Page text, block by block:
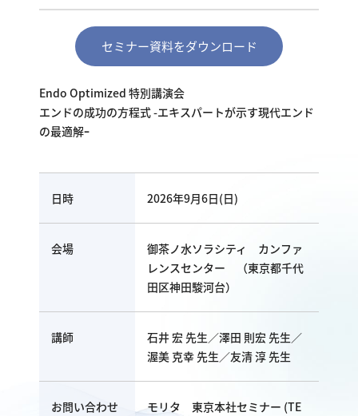
セミナー資料をダウンロード
Endo Optimized 特別講演会
エンドの成功の方程式 -エキスパートが示す現代エンド
の最適解ｰ
日時 2026年9月6日(日)
会場
御茶ノ水ソラシティ カンファ
レンスセンター （東京都千代
田区神田駿河台）
講師
石井 宏 先生／澤田 則宏 先生／
渥美 克幸 先生／友清 淳 先生
お問い合わせ
モリタ 東京本社セミナー (TE